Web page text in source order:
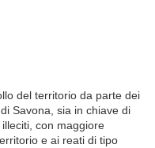
del territorio da parte dei
Savona, sia in chiave di
con maggiore
e ai reati di tipo